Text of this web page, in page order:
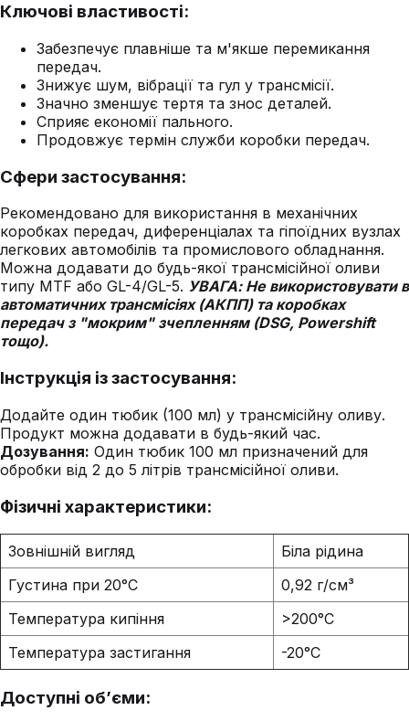
Ключові властивості:
Забезпечує плавніше та м'якше перемикання
передач.
Знижує шум, вібрації та гул у трансмісії.
Значно зменшує тертя та знос деталей.
Сприяє економії пального.
Продовжує термін служби коробки передач.
Сфери застосування:
Рекомендовано для використання в механічних
коробках передач, диференціалах та гіпоїдних вузлах
легкових автомобілів та промислового обладнання.
Можна додавати до будь-якої трансмісійної оливи
типу MTF або GL-4/GL-5. УВАГА: Не використовувати в
автоматичних трансмісіях (АКПП) та коробках
передач з "мокрим" зчепленням (DSG, Powershift
тощо).
Інструкція із застосування:
Додайте один тюбик (100 мл) у трансмісійну оливу.
Продукт можна додавати в будь-який час.
Дозування: Один тюбик 100 мл призначений для
обробки від 2 до 5 літрів трансмісійної оливи.
Фізичні характеристики:
Зовнішній вигляд
Біла рідина
Густина при 20°C
0,92 г/см³
Температура кипіння
>200°C
Температура застигання
-20°C
Доступні об’єми: